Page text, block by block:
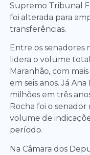
Supremo Tribunal
foi alterada para
transferências.
Entre os senadores
lidera o volume
Maranhão, com
em seis anos. Já
milhões em três
Rocha foi o
volume de
período.
Na Câmara dos